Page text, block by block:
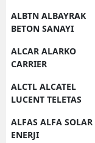
ALBTN ALBAYRAK
BETON SANAYI
ALCAR ALARKO
CARRIER
ALCTL ALCATEL
LUCENT TELETAS
ALFAS ALFA SOLAR
ENERJI